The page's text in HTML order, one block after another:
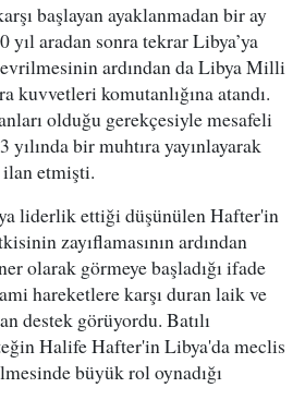
başlayan ayaklanmadan bir ay
yıl aradan sonra tekrar Libya’ya
ardından da Libya Milli
kuvvetleri komutanlığına atandı.
olduğu gerekçesiyle mesafeli
yılında bir muhtıra yayınlayarak
etmişti.
liderlik ettiği düşünülen Hafter'in
zayıflamasının ardından
olarak görmeye başladığı ifade
hareketlere karşı duran laik ve
destek görüyordu. Batılı
Halife Hafter'in Libya'da meclis
büyük rol oynadığı